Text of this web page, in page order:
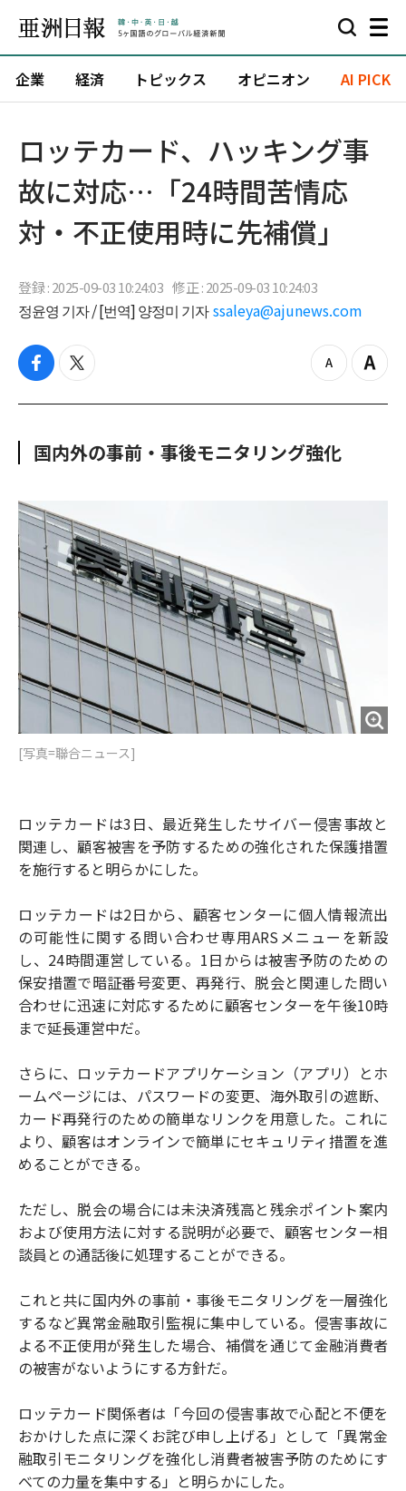
企業 経済 トピックス オピニオン AI PICK
ロッテカード、ハッキング事
故に対応…「24時間苦情応
対・不正使用時に先補償」
登録 : 2025-09-03 10:24:03 修正 : 2025-09-03 10:24:03
정윤영 기자 / [번역] 양정미 기자 ssaleya@ajunews.com
f
c
o
t
i
e
z
o
u
Z
o
国内外の事前・事後モニタリング強化
[写真=聯合ニュース]
ロッテカードは3日、最近発生したサイバー侵害事故と
関連し、顧客被害を予防するための強化された保護措置
を施行すると明らかにした。
ロッテカードは2日から、顧客センターに個人情報流出
の可能性に関する問い合わせ専用ARSメニューを新設
し、24時間運営している。1日からは被害予防のための
保安措置で暗証番号変更、再発行、脱会と関連した問い
合わせに迅速に対応するために顧客センターを午後10時
まで延長運営中だ。
さらに、ロッテカードアプリケーション（アプリ）とホ
ームページには、パスワードの変更、海外取引の遮断、
カード再発行のための簡単なリンクを用意した。これに
より、顧客はオンラインで簡単にセキュリティ措置を進
めることができる。
ただし、脱会の場合には未決済残高と残余ポイント案内
および使用方法に対する説明が必要で、顧客センター相
談員との通話後に処理することができる。
これと共に国内外の事前・事後モニタリングを一層強化
するなど異常金融取引監視に集中している。侵害事故に
よる不正使用が発生した場合、補償を通じて金融消費者
の被害がないようにする方針だ。
ロッテカード関係者は「今回の侵害事故で心配と不便を
おかけした点に深くお詫び申し上げる」として「異常金
融取引モニタリングを強化し消費者被害予防のためにす
べての力量を集中する」と明らかにした。